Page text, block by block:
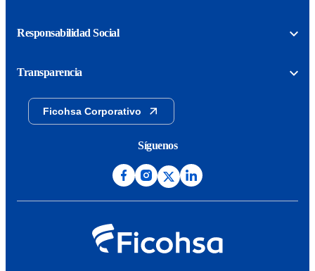
Responsabilidad Social
Transparencia
Ficohsa Corporativo
Síguenos